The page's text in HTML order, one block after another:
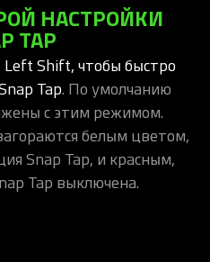
НАСТРОЙКИ
TAP
Left Shift, чтобы быстро
Tap. По умолчанию
с этим режимом.
белым цветом,
Snap Tap, и красным,
Tap выключена.